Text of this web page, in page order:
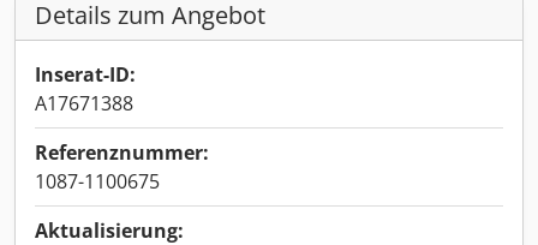
Details zum Angebot
Inserat-ID:
A17671388
Referenznummer:
1087-1100675
Aktualisierung: